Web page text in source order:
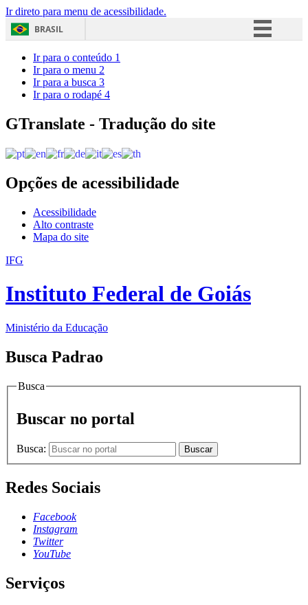
Ir direto para menu de acessibilidade.
BRASIL
Acesso à informação
Ir para o conteúdo 1
Ir para o menu 2
Ir para a busca 3
Ir para o rodapé 4
GTranslate - Tradução do site
Opções de acessibilidade
Acessibilidade
Alto contraste
Mapa do site
IFG
Instituto Federal de Goiás
Ministério da Educação
Busca Padrao
Busca
Buscar no portal
Busca: Buscar
Redes Sociais
Facebook
Instagram
Twitter
YouTube
Serviços